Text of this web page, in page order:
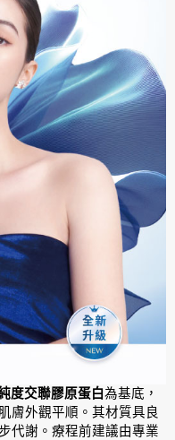
度交聯膠原蛋白為基底，
膚外觀平順。其材質具良
代謝。療程前建議由專業